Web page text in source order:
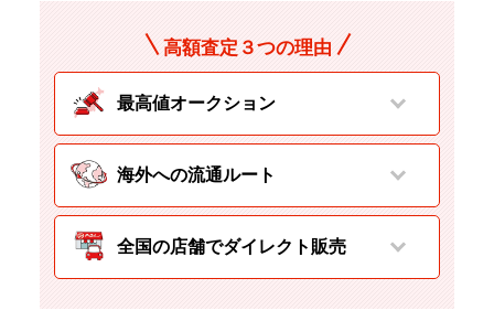
高額査定３つの理由
最高値オークション
海外への流通ルート
全国の店舗でダイレクト販売